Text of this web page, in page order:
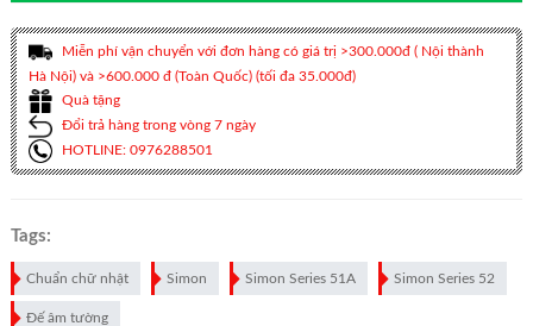
Miễn phí vận chuyển với đơn hàng có giá trị >300.000đ ( Nội thành
Hà Nội) và >600.000 đ (Toàn Quốc) (tối đa 35.000đ)
Quà tặng
Đổi trả hàng trong vòng 7 ngày
HOTLINE: 0976288501
Tags:
Chuẩn chữ nhật Simon Simon Series 51A Simon Series 52
Đế âm tường